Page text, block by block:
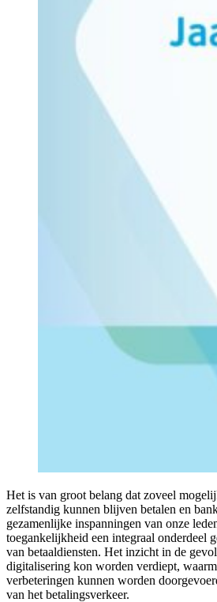
Het is van groot belang dat zoveel
zelfstandig kunnen blijven betalen en
gezamenlijke inspanningen van onze
toegankelijkheid een integraal onderdeel
van betaaldiensten. Het inzicht in de
digitalisering kon worden verdiept,
verbeteringen kunnen worden
van het betalingsverkeer.